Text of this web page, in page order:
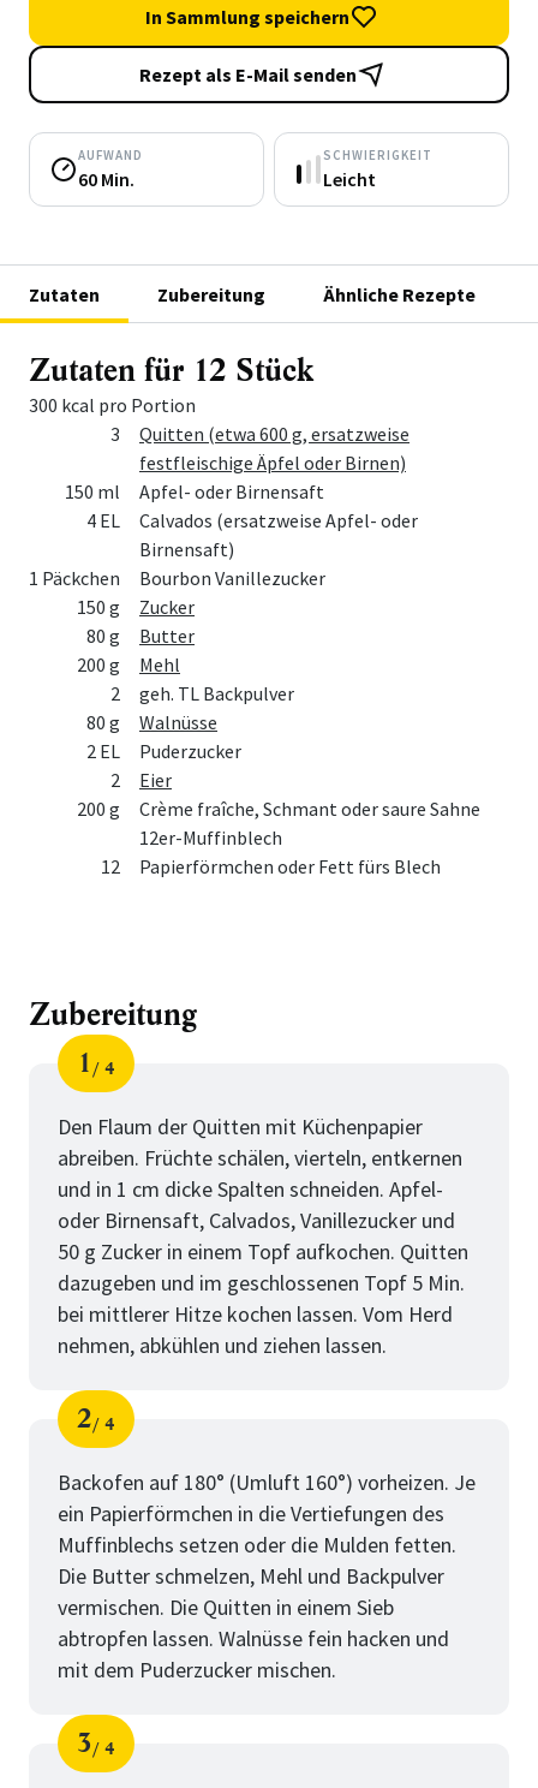
In Sammlung speichern
Rezept als E-Mail senden
AUFWAND
60 Min.
SCHWIERIGKEIT
Leicht
Zutaten Zubereitung Ähnliche Rezepte
Zutaten für 12 Stück
300 kcal pro Portion
Zutat
3
Quitten (etwa 600 g, ersatzweise
festfleischige Äpfel oder Birnen)
150 ml
Apfel- oder Birnensaft
4 EL
Calvados (ersatzweise Apfel- oder
Birnensaft)
1 Päckchen
Bourbon Vanillezucker
150 g
Zucker
80 g
Butter
200 g
Mehl
2
geh. TL Backpulver
80 g
Walnüsse
2 EL
Puderzucker
2
Eier
200 g
Crème fraîche, Schmant oder saure Sahne
12er-Muffinblech
12
Papierförmchen oder Fett fürs Blech
Zubereitung
Schritt
1
von
4
Den Flaum der Quitten mit Küchenpapier
abreiben. Früchte schälen, vierteln, entkernen
und in 1 cm dicke Spalten schneiden. Apfel-
oder Birnensaft, Calvados, Vanillezucker und
50 g Zucker in einem Topf aufkochen. Quitten
dazugeben und im geschlossenen Topf 5 Min.
bei mittlerer Hitze kochen lassen. Vom Herd
nehmen, abkühlen und ziehen lassen.
Schritt
2
von
4
Backofen auf 180° (Umluft 160°) vorheizen. Je
ein Papierförmchen in die Vertiefungen des
Muffinblechs setzen oder die Mulden fetten.
Die Butter schmelzen, Mehl und Backpulver
vermischen. Die Quitten in einem Sieb
abtropfen lassen. Walnüsse fein hacken und
mit dem Puderzucker mischen.
Schritt
3
von
4